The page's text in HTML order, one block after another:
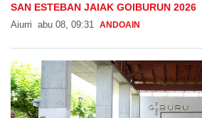
SAN ESTEBAN JAIAK GOIBURUN 2026
Aiurri abu 08, 09:31 ANDOAIN